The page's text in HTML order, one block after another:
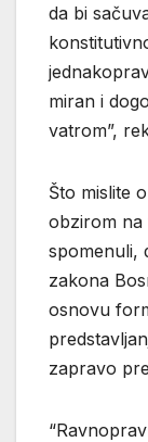
da bi
miran i
vatrom”,
Što mislite
obzirom na
spomenuli,
zakona
osnovu
zapravo